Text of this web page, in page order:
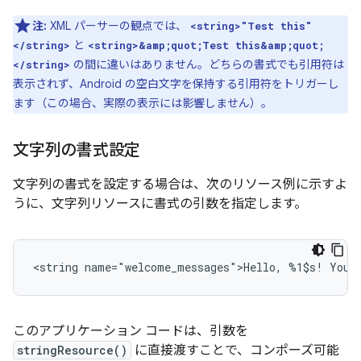
注: XML パーサーの観点では、
<string>"Test this"
</string> と <string>&amp;quot;Test this&amp;quot;
</string> の間に違いはありません。どちらの書式でも引用符は
表示されず、Android の空白文字を保持する引用符をトリガーし
ます（この場合、実際の表示には影響しません）。
文字列の書式設定
文字列の書式を設定する場合は、次のリソース例に示すよ
うに、文字列リソースに書式の引数を指定します。
<string name="welcome_messages">Hello, %1$s! You
このアプリケーション コードは、引数を
stringResource()
に直接渡すことで、コンポーズ可能